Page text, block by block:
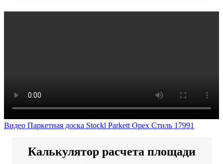
Видео Паркетная доска Stockl Parkett Орех Стиль 17991
Калькулятор расчета площади